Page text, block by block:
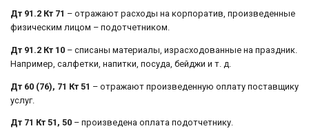
Дт 91.2 Кт 71 – отражают расходы на корпоратив, произведенные
физическим лицом – подотчетником.
Дт 91.2 Кт 10 – списаны материалы, израсходованные на праздник.
Например, салфетки, напитки, посуда, бейджи и т. д.
Дт 60 (76), 71 Кт 51 – отражают произведенную оплату поставщику
услуг.
Дт 71 Кт 51, 50 – произведена оплата подотчетнику.